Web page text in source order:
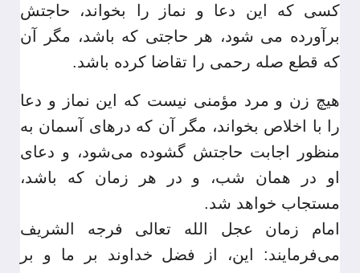
کسی که این دعا و نماز را بخواند، حاجتش
برآورده می شود، هر حاجتی که باشد، مگر آن
که قطع صله رحمی را تقاضا کرده باشد.
هیچ زن و مرد مؤمنی نیست که این نماز و دعا
را با اخلاص بخواند، مگر آن که درهای آسمان به
منظور اجابت حاجتش گشوده می‌شود، و دعای
او در همان شب، و در هر زمان که باشد،
مستجاب خواهد شد.
امام زمان عجل الله تعالی فرجه الشریف
می‌فرمایند: این، از فضل خداوند بر ما و بر